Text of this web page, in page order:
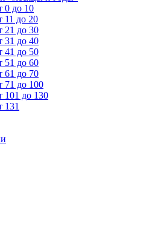
0 до 10
11 до 20
21 до 30
31 до 40
41 до 50
51 до 60
61 до 70
71 до 100
101 до 130
131